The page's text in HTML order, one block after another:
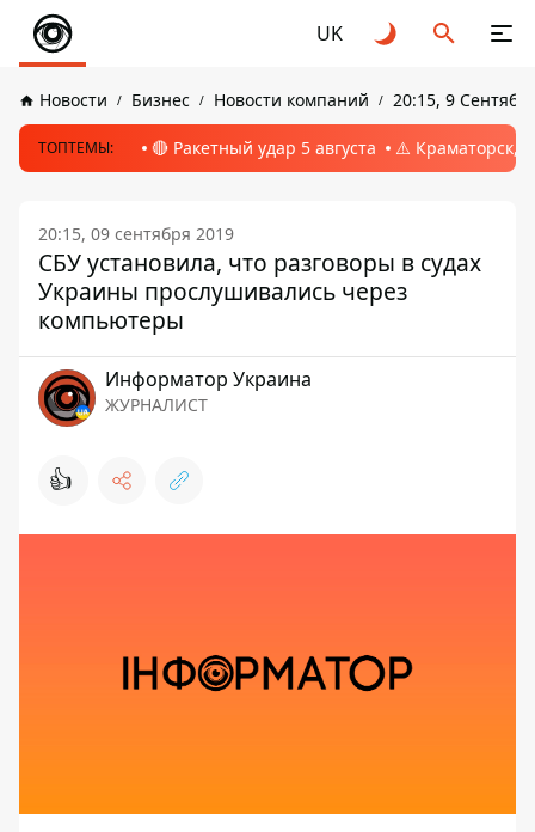
UK
Новости Бизнес Новости компаний 20:15, 9
ТОПТЕМЫ: 🔴 Ракетный удар 5 августа ⚠️ Краматорск,
20:15, 09 сентября 2019
СБУ установила, что разговоры в судах
Украины прослушивались через
компьютеры
Информатор Украина
ЖУРНАЛИСТ
👍